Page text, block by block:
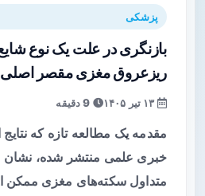
پزشکی
بازنگری در علت یک نوع
ریزعروق مغزی مقصر اصلی
مقدمه یک مطالعه تازه که نتایج
خبری علمی منتشر شده، نشان
متداول سکته‌های مغزی ممکن